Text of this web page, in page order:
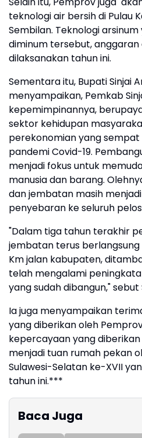
teknologi air bersih di Pulau
Sembilan. Teknologi
diminum tersebut,
dilaksanakan tahun ini.
Sementara itu, Bupati Sinjai
menyampaikan, Pemkab
kepemimpinannya,
sektor kehidupan
perekonomian yang
pandemi Covid-19.
menjadi fokus untuk
manusia dan barang.
dan jembatan masih
penyebaran ke seluruh
"Dalam tiga tahun terakhir
jembatan terus berlangsung
Km jalan kabupaten,
telah mengalami
yang sudah dibangun," sebut
Ia juga menyampaikan
yang diberikan oleh
kepercayaan yang diberikan
menjadi tuan rumah pekan
Sulawesi-Selatan ke-XVII
tahun ini.***
Baca Juga